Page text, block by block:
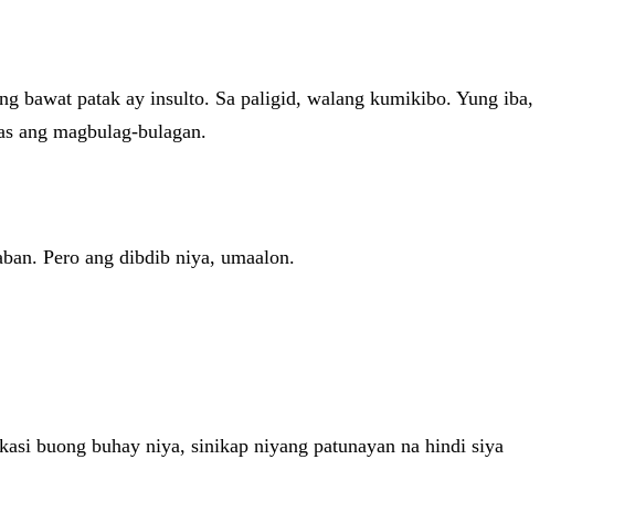
bawat patak ay insulto. Sa paligid, walang kumikibo. Yung iba,
ang magbulag-bulagan.
Pero ang dibdib niya, umaalon.
buong buhay niya, sinikap niyang patunayan na hindi siya